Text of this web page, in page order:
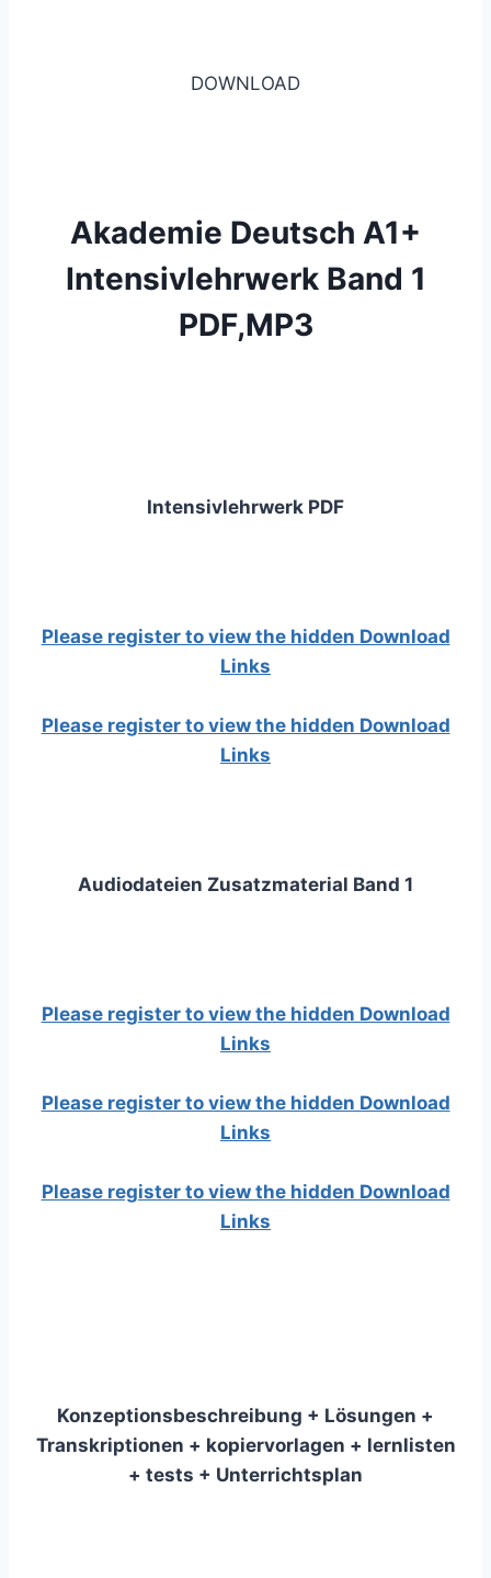
DOWNLOAD
Akademie Deutsch A1+
Intensivlehrwerk Band 1
PDF,MP3
Intensivlehrwerk PDF
Please register to view the hidden Download
Links
Please register to view the hidden Download
Links
Audiodateien Zusatzmaterial Band 1
Please register to view the hidden Download
Links
Please register to view the hidden Download
Links
Please register to view the hidden Download
Links
Konzeptionsbeschreibung + Lösungen +
Transkriptionen + kopiervorlagen + lernlisten
+ tests + Unterrichtsplan